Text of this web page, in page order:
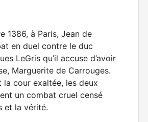
1386, à Paris, Jean de
en duel contre le duc
LeGris qu’il accuse d’avoir
Marguerite de Carrouges.
la cour exaltée, les deux
un combat cruel censé
et la vérité.